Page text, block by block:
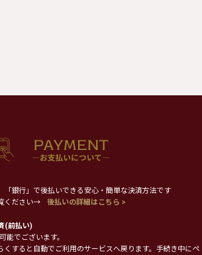
銀行」で後払いできる安心・簡単な決済方法です
ください→
後払いの詳細はこちら >
(前払い)
能でございます。
すると自動でご利用のサービスへ戻ります。手続き中にペ